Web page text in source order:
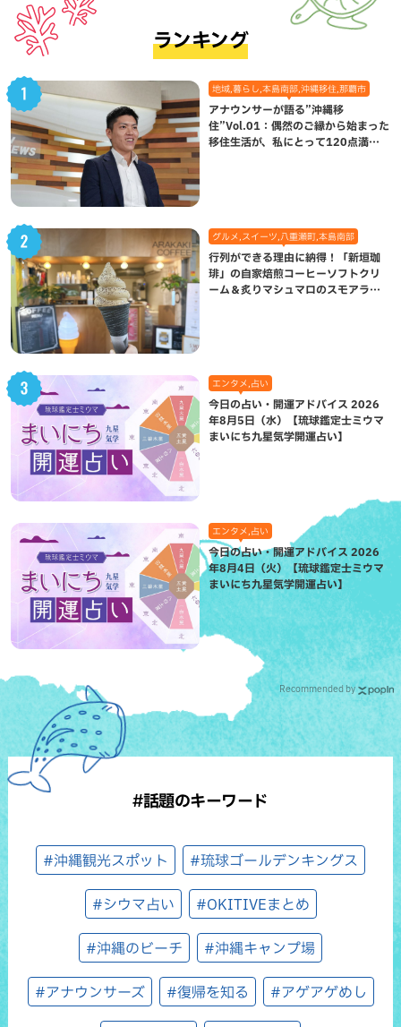
ランキング
地域,暮らし,本島南部,沖縄移住,那覇市
アナウンサーが語る”沖縄移
住”Vol.01：偶然のご縁から始まった
移住生活が、私にとって120点満点
グルメ,スイーツ,八重瀬町,本島南部
行列ができる理由に納得！「新垣珈
琲」の自家焙煎コーヒーソフトクリ
ーム＆炙りマシュマロのスモアラテ
エンタメ,占い
今日の占い・開運アドバイス 2026
年8月5日（水）【琉球鑑定士ミウマ
まいにち九星気学開運占い】
エンタメ,占い
今日の占い・開運アドバイス 2026
年8月4日（火）【琉球鑑定士ミウマ
まいにち九星気学開運占い】
Recommended by
#話題のキーワード
#沖縄観光スポット #琉球ゴールデンキングス
#シウマ占い #OKITIVEまとめ
#沖縄のビーチ #沖縄キャンプ場
#アナウンサーズ #復帰を知る #アゲアゲめし